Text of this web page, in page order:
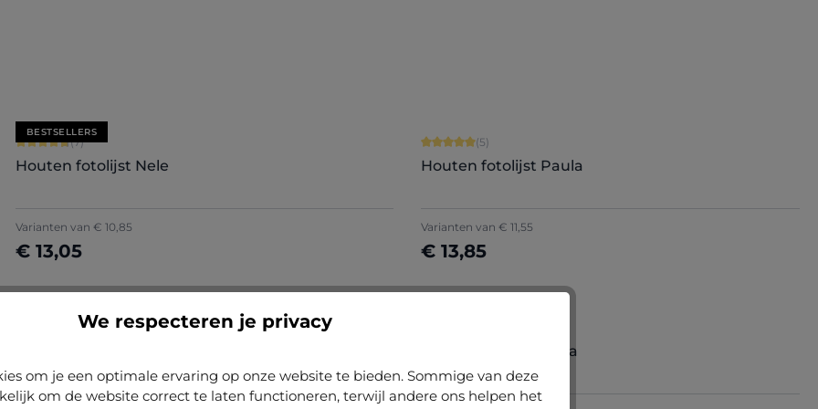
BESTSELLERS
Gemiddelde waardering van 4.71 van 5 sterren
(7)
Houten fotolijst Nele
Varianten van € 10,85
€ 13,05
Nu configureren
Gemiddelde waardering van 5 van 5 sterren
(5)
Houten fotolijst Paula
Varianten van € 11,55
€ 13,85
Nu configureren
Gemiddelde waardering van 5 van 5 sterren
(2)
Houten fotolijst Alina
+1
We respecteren je privacy
om je een optimale ervaring op onze website te bieden. Sommige van deze
om de website correct te laten functioneren, terwijl andere ons helpen het